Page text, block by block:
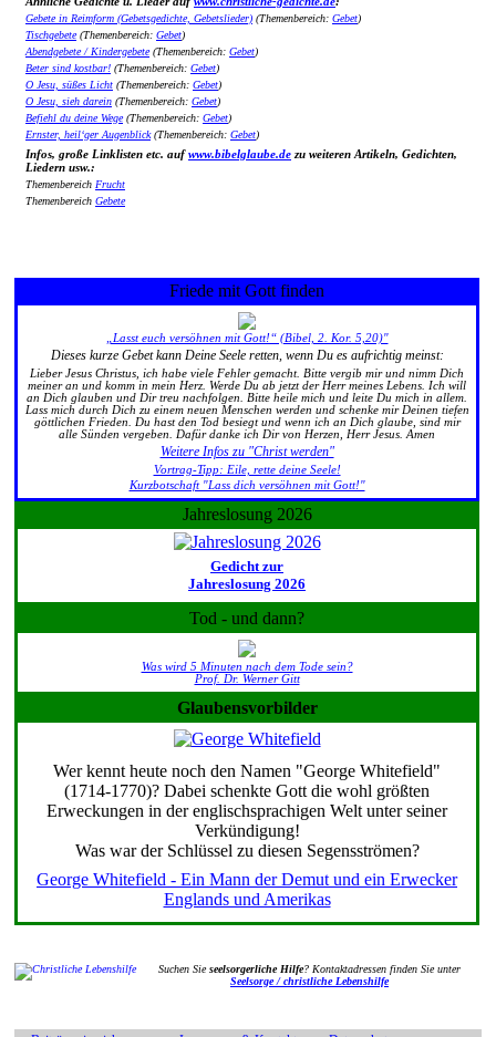
Gebete in Reimform (Gebetsgedichte, Gebetslieder) (Themenbereich: Gebet)
Tischgebete(Themenbereich: Gebet)
Abendgebete / Kindergebete(Themenbereich: Gebet)
Beter sind kostbar! (Themenbereich: Gebet)
O Jesu, süßes Licht (Themenbereich: Gebet)
O Jesu, sieh darein (Themenbereich: Gebet)
Befiehl du deine Wege(Themenbereich: Gebet)
Ernster, heil‘ger Augenblick(Themenbereich: Gebet)
Infos, große Linklisten etc. aufwww.bibelglaube.de zu weiteren Artikeln, Gedichten,
Liedern usw.:
Themenbereich Frucht
Themenbereich Gebete
Friede mit Gott finden
„Lasst euch versöhnen mit Gott!“ (Bibel, 2. Kor. 5,20)"
Dieses kurze Gebet kann Deine Seele retten, wenn Du es aufrichtig meinst:
Lieber Jesus Christus, ich habe viele Fehler gemacht. Bitte vergib mir und nimm Dich
meiner an und komm in mein Herz. Werde Du ab jetzt der Herr meines Lebens. Ich will
an Dich glauben und Dir treu nachfolgen. Bitte heile mich und leite Du mich in allem.
Lass mich durch Dich zu einem neuen Menschen werden und schenke mir Deinen tiefen
göttlichen Frieden. Du hast den Tod besiegt und wenn ich an Dich glaube, sind mir
alle Sünden vergeben. Dafür danke ich Dir von Herzen, Herr Jesus. Amen
Weitere Infos zu "Christ werden"
Vortrag-Tipp: Eile, rette deine Seele!
Kurzbotschaft "Lass dich versöhnen mit Gott!"
Jahreslosung 2026
Gedicht zur
Jahreslosung 2026
Tod - und dann?
Was wird 5 Minuten nach dem Tode sein?
Prof. Dr. Werner Gitt
Glaubensvorbilder
Wer kennt heute noch den Namen "George Whitefield"
(1714-1770)? Dabei schenkte Gott die wohl größten
Erweckungen in der englischsprachigen Welt unter seiner
Verkündigung!
Was war der Schlüssel zu diesen Segensströmen?
George Whitefield - Ein Mann der Demut und ein Erwecker
Englands und Amerikas
Suchen Sieseelsorgerliche Hilfe? Kontaktadressen finden Sie unter
Seelsorge / christliche Lebenshilfe